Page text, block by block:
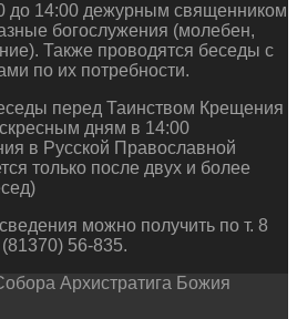
до 14:00 дежурным священником
богослужения (молебен,
Также проводятся беседы с
по их потребности.
перед Таинством Крещения
дням в 14:00
в Русской Православной
только после двух и более
можно получить по т. 8
56-835.
Архистратига Божия